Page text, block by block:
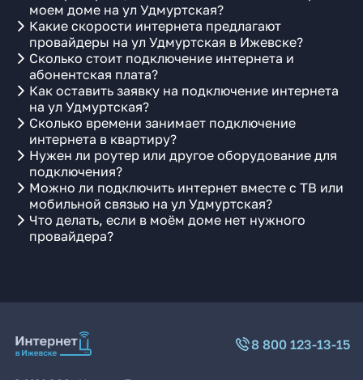
моем доме на ул Удмуртская?
Какие скорости интернета предлагают
провайдеры на ул Удмуртская в Ижевске?
Сколько стоит подключение интернета и
абонентская плата?
Как оставить заявку на подключение интернета
на ул Удмуртская?
Сколько времени занимает подключение
интернета в квартиру?
Нужен ли роутер или другое оборудование для
подключения?
Можно ли подключить интернет вместе с ТВ или
мобильной связью на ул Удмуртская?
Что делать, если в моём доме нет нужного
провайдера?
8 800 123-13-15